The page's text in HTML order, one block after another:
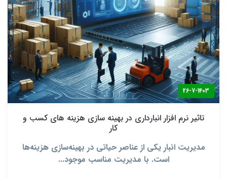
26-7-1403
تاثیر نرم افزار انبارداری در بهینه‌ سازی هزینه‌ های کسب‌ و
کار
مدیریت انبار یکی از عناصر حیاتی در بهینه‌سازی هزینه‌ها
است. با مدیریت مناسب موجود...